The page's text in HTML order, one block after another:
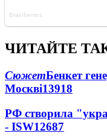
ЧИТАЙТЕ
СюжетБенкет
Москві13918
РФ створила
- ISW12687